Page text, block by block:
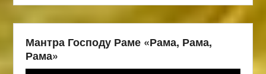
Мантра Господу Раме «Рама, Рама,
Рама»